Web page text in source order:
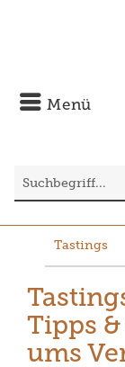
Menü
Tastings
Tipps
ums